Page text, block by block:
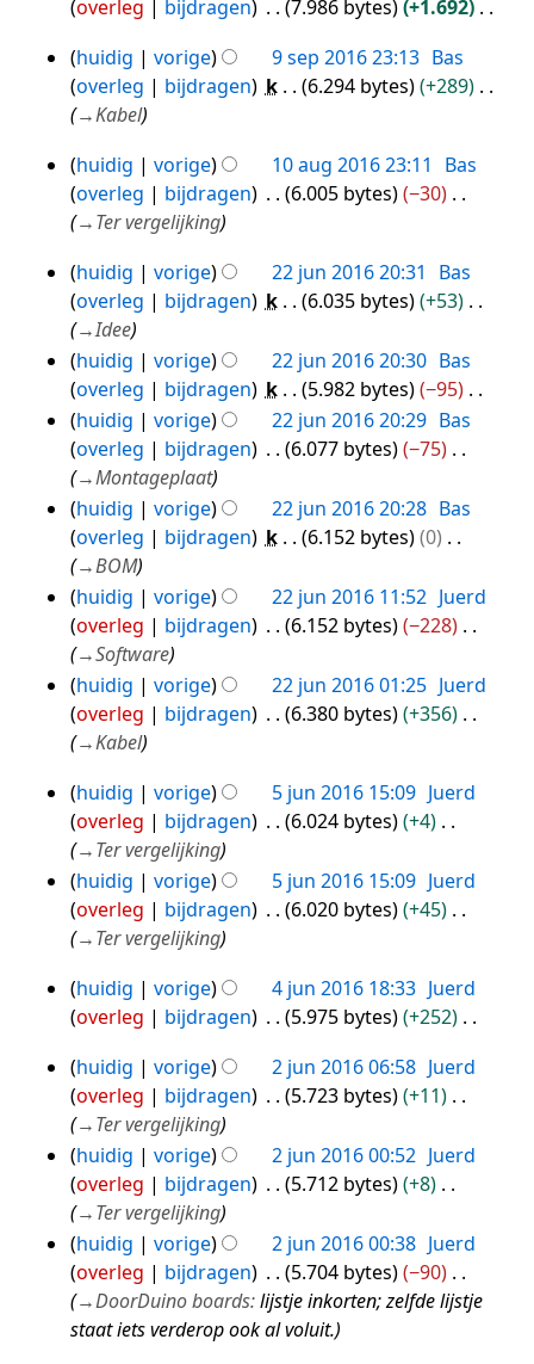
n
g
a
m
e
v
a
t
t
i
n
g
n
b
e
e
r
k
i
n
g
s
s
a
m
e
n
v
a
t
t
i
n
g
overleg
bijdragen 7.986 bytes
+1.692
e
e
n
e
w
e
r
k
i
n
g
s
s
a
m
e
n
v
a
t
t
i
n
g
9
sep
2016
huidig vorige 9 sep 2016 23:13 Bas
overleg
bijdragen k 6.294 bytes
+289
→Kabel
10
aug
2016
huidig vorige 10 aug 2016 23:11
Bas
overleg
bijdragen 6.005 bytes
−30
→Ter vergelijking
22
jun
2016
huidig vorige 22 jun 2016 20:31
Bas
overleg
bijdragen k 6.035 bytes
+53
→Idee
huidig
vorige 22 jun 2016 20:30 Bas
overleg
bijdragen k 5.982 bytes
−95
G
e
e
n
b
e
w
e
r
k
i
n
g
s
s
a
m
e
n
a
t
i
n
g
huidig vorige 22 jun 2016 20:29 Bas
overleg
bijdragen 6.077 bytes
−75
→Montageplaat
huidig
vorige 22 jun 2016 20:28 Bas
overleg
bijdragen k 6.152 bytes
0
→BOM
huidig
vorige 22 jun 2016 11:52 Juerd
overleg
bijdragen 6.152 bytes
−228
→Software
huidig
vorige 22 jun 2016 01:25 Juerd
overleg
bijdragen 6.380 bytes
+356
→Kabel
5
jun
2016
huidig vorige 5 jun 2016 15:09 Juerd
overleg
bijdragen 6.024 bytes
+4
→Ter vergelijking
huidig
vorige 5 jun 2016 15:09 Juerd
overleg
bijdragen 6.020 bytes
+45
→Ter vergelijking
4
jun
2016
huidig vorige 4 jun 2016 18:33 Juerd
overleg
bijdragen 5.975 bytes
+252
e
e
n
b
e
w
e
r
k
i
2
jun
2016
huidig vorige 2 jun 2016 06:58 Juerd
overleg
bijdragen 5.723 bytes
+11
→Ter vergelijking
huidig
vorige 2 jun 2016 00:52 Juerd
overleg
bijdragen 5.712 bytes
+8
→Ter vergelijking
huidig
vorige 2 jun 2016 00:38 Juerd
overleg
bijdragen 5.704 bytes
−90
→DoorDuino boards:lijstje inkorten; zelfde lijstje
staat iets verderop ook al voluit.